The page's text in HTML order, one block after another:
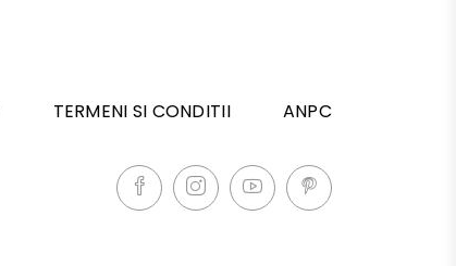
TERMENI SI CONDITII ANPC